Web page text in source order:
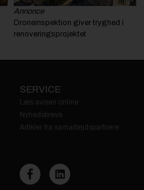
Annonce
Droneinspektion giver tryghed i
renoveringsprojektet
SERVICE
Læs avisen online
Nyhedsbreve
Artikler fra samarbejdspartnere